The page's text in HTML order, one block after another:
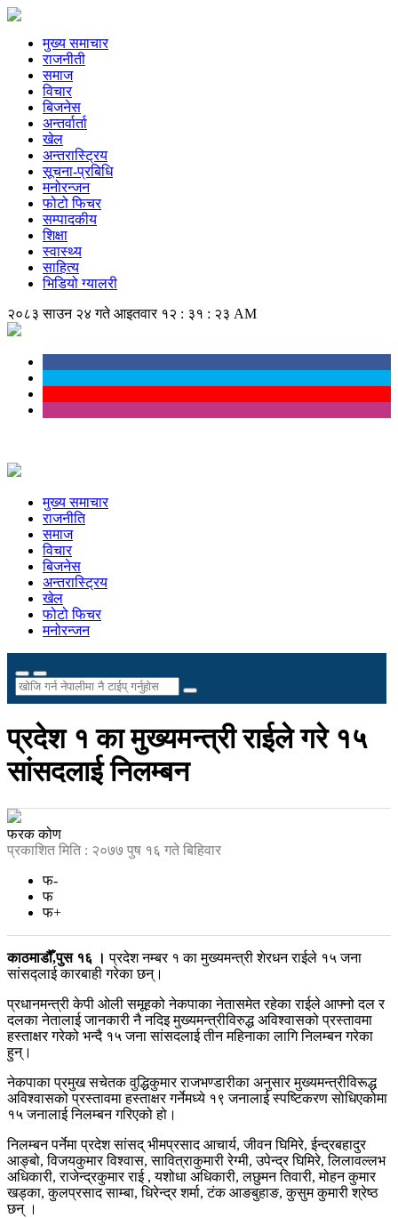
मुख्य समाचार
राजनीती
समाज
विचार
बिजनेस
अन्तर्वार्ता
खेल
अन्तरास्ट्रिय
सूचना-प्रबिधि
मनोरन्जन
फोटो फिचर
सम्पादकीय
शिक्षा
स्वास्थ्य
साहित्य
भिडियो ग्यालरी
२०८३ साउन २४ गते आइतवार १२ : ३१ : २३ AM
मुख्य समाचार
राजनीति
समाज
विचार
बिजनेस
अन्तरास्ट्रिय
खेल
फोटो फिचर
मनोरन्जन
प्रदेश १ का मुख्यमन्त्री राईले गरे १५
सांसदलाई निलम्बन
फरक कोण
प्रकाशित मिति : २०७७ पुष १६ गते बिहिवार
फ-
फ
फ+
काठमाडौँ,पुस १६ । प्रदेश नम्बर १ का मुख्यमन्त्री शेरधन राईले १५ जना
सांसद्लाई कारबाही गरेका छन्।
प्रधानमन्त्री केपी ओली समूहको नेकपाका नेतासमेत रहेका राईले आफ्नो दल र
दलका नेतालाई जानकारी नै नदिइ मुख्यमन्त्रीविरुद्ध अविश्वासको प्रस्तावमा
हस्ताक्षर गरेको भन्दै १५ जना सांसदलाई तीन महिनाका लागि निलम्बन गरेका
हुन्।
नेकपाका प्रमुख सचेतक वुद्धिकुमार राजभण्डारीका अनुसार मुख्यमन्त्रीविरूद्ध
अविश्वासको प्रस्तावमा हस्ताक्षर गर्नेमध्ये १९ जनालाई स्पष्टिकरण सोधिएकोमा
१५ जनालाई निलम्बन गरिएको हो।
निलम्बन पर्नेमा प्रदेश सांसद् भीमप्रसाद आचार्य, जीवन घिमिरे, ईन्द्रबहादुर
आङ्बो, विजयकुमार विश्वास, सावित्राकुमारी रेग्मी, उपेन्द्र घिमिरे, लिलावल्लभ
अधिकारी, राजेन्द्रकुमार राई , यशोधा अधिकारी, लछुमन तिवारी, मोहन कुमार
खड्का, कुलप्रसाद साम्बा, धिरेन्द्र शर्मा, टंक आङबुहाङ, कुसुम कुमारी श्रेष्ठ
छन् ।